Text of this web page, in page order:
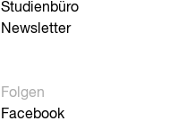
Studienbüro
Newsletter
Folgen
Facebook